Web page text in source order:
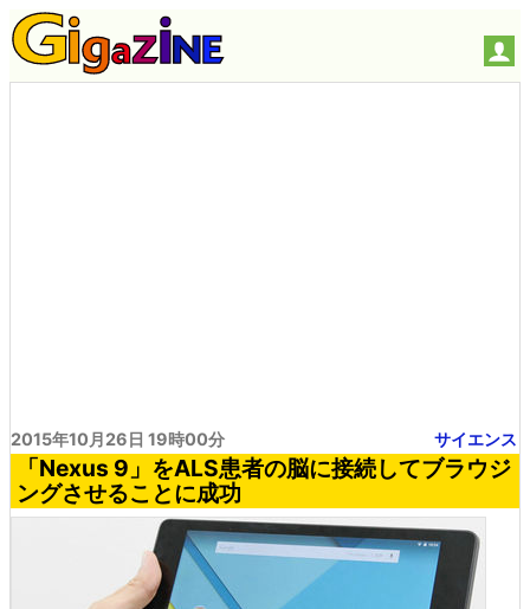
2015年10月26日 19時00分 サイエンス
「Nexus 9」をALS患者の脳に接続してブラウジ
ングさせることに成功